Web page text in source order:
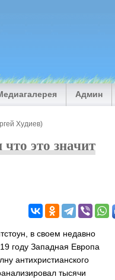
Админ
Худиев)
это значит
в своем недавно
году Западная Европа
антихристианского
тысячи